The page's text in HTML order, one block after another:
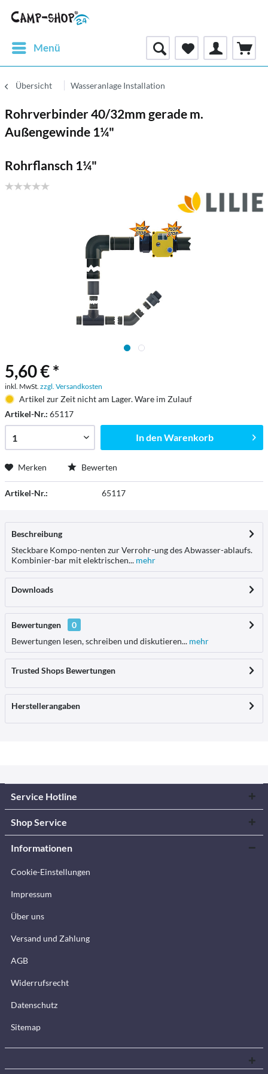
Menü
Übersicht Wasseranlage Installation
Rohrverbinder 40/32mm gerade m.
Außengewinde 1¼"
Rohrflansch 1¼"
5,60 € *
inkl. MwSt. zzgl. Versandkosten
Artikel zur Zeit nicht am Lager. Ware im Zulauf
Artikel-Nr.: 65117
In denWarenkorb
Merken Bewerten
Artikel-Nr.: 65117
Beschreibung
Steckbare Kompo-nenten zur Verrohr-ung des Abwasser-ablaufs.
Kombinier-bar mit elektrischen... mehr
Downloads
Bewertungen
0
Bewertungen lesen, schreiben und diskutieren... mehr
Trusted Shops Bewertungen
Herstellerangaben
Service Hotline
Shop Service
Informationen
Cookie-Einstellungen
Impressum
Über uns
Versand und Zahlung
AGB
Widerrufsrecht
Datenschutz
Sitemap